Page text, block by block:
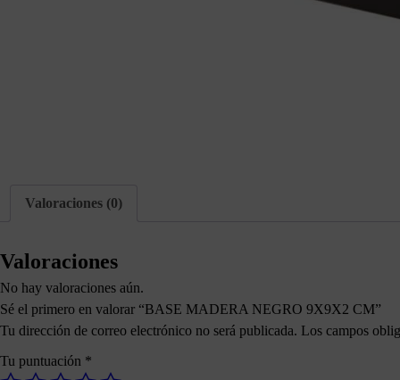
Valoraciones (0)
Valoraciones
No hay valoraciones aún.
Sé el primero en valorar “BASE MADERA NEGRO 9X9X2 CM”
Tu dirección de correo electrónico no será publicada. Los campos
Tu puntuación *